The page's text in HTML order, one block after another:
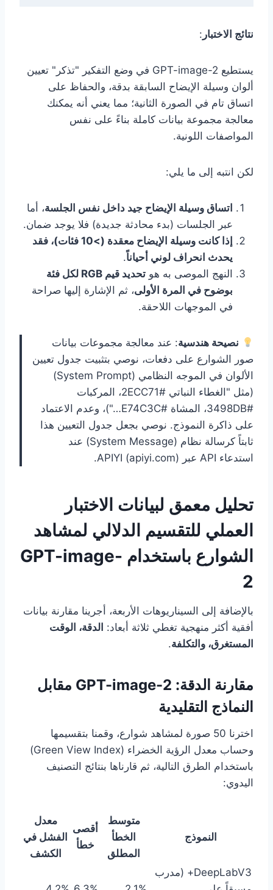
نتائج الاختبار :
يستطيع GPT-image-2 في وضع التفكير "تذكر" تعيين
ألوان وسيلة الإيضاح السابقة بدقة، والحفاظ على
اتساق تام في الصورة الثانية؛ مما يعني أنه يمكنك
معالجة مجموعة بيانات كاملة بناءً على نفس
المواصفات اللونية.
لكن انتبه إلى ما يلي:
اتساق وسيلة الإيضاح جيد داخل نفس الجلسة، أما
عبر الجلسات (بدء محادثة جديدة) فلا يوجد ضمان.
إذا كانت وسيلة الإيضاح معقدة (>10 فئات)، فقد
يحدث انحراف لوني أحياناً.
النهج الموصى به هو
تحديد قيم RGB لكل فئة
بوضوح في المرة الأولى، ثم الإشارة إليها صراحة
في الموجهات اللاحقة.
نصيحة هندسية: عند معالجة مجموعات بيانات
صور الشوارع على دفعات، نوصي بتثبيت جدول تعيين
الألوان في الموجه النظامي (System Prompt)
(مثل "الغطاء النباتي #2ECC71، المركبات
#3498DB، المشاة #E74C3C…")، وعدم الاعتماد
على ذاكرة النموذج. نوصي بجعل جدول التعيين هذا
ثابتاً كرسالة نظام (System Message) عند
استدعاء API عبر APIYI (apiyi.com).
تحليل معمق لبيانات الاختبار
العملي للتقسيم الدلالي لمشاهد
الشوارع باستخدام GPT-image-
2
بالإضافة إلى السيناريوهات الأربعة، أجرينا مقارنة بيانات
أفقية أكثر منهجية تغطي ثلاثة أبعاد: الدقة، الوقت
المستغرق، والتكلفة.
مقارنة الدقة: GPT-image-2 مقابل
النماذج التقليدية
اخترنا 50 صورة لمشاهد شوارع، وقمنا بتقسيمها
وحساب معدل الرؤية الخضراء (Green View Index)
باستخدام الطرق التالية، ثم قارناها بنتائج التصنيف
اليدوي:
النموذج
متوسط
الخطأ
المطلق
أقصى
خطأ
معدل
الفشل في
الكشف
DeepLabV3+ (مدرب